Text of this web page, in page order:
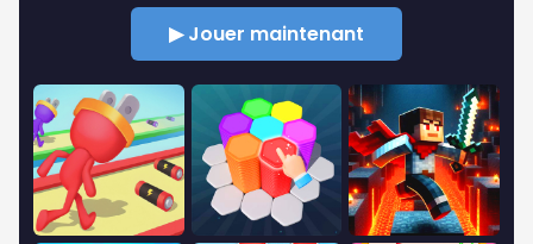
▶ Jouer maintenant